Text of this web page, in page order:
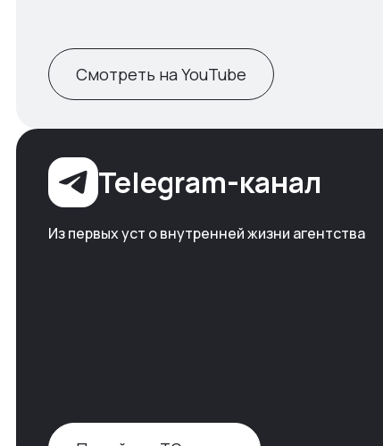
Смотреть на YouTube
Telegram-канал
Из первых уст о внутренней жизни агентства